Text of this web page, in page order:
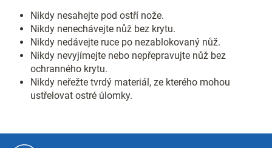
Nikdy nesahejte pod ostří nože.
Nikdy nenechávejte nůž bez krytu.
Nikdy nedávejte ruce po nezablokovaný nůž.
Nikdy nevyjímejte nebo nepřepravujte nůž bez
ochranného krytu.
Nikdy neřežte tvrdý materiál, ze kterého mohou
ustřelovat ostré úlomky.